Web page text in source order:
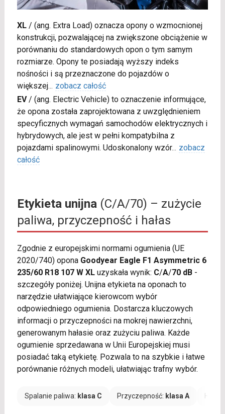
XL/ (ang. Extra Load) oznacza opony o wzmocnionej
konstrukcji, pozwalającej na zwiększone obciążenie w
porównaniu do standardowych opon o tym samym
rozmiarze. Opony te posiadają wyższy indeks
nośności i są przeznaczone do pojazdów o
większej... zobacz całość
EV/ (ang. Electric Vehicle) to oznaczenie informujące,
że opona została zaprojektowana z uwzględnieniem
specyficznych wymagań samochodów elektrycznych i
hybrydowych, ale jest w pełni kompatybilna z
pojazdami spalinowymi. Udoskonalony wzór... zobacz
całość
Etykieta unijna(C/A/70) – zużycie
paliwa, przyczepność i hałas
Zgodnie z europejskimi normami ogumienia (UE
2020/740) opona Goodyear Eagle F1 Asymmetric 6
235/60 R18 107 W XLuzyskała wynik: C/A/70 dB-
szczegóły poniżej. Unijna etykieta na oponach to
narzędzie ułatwiające kierowcom wybór
odpowiedniego ogumienia. Dostarcza kluczowych
informacji o przyczepności na mokrej nawierzchni,
generowanym hałasie oraz zużyciu paliwa. Każde
ogumienie sprzedawana w Unii Europejskiej musi
posiadać taką etykietę. Pozwala to na szybkie i łatwe
porównanie różnych modeli, ułatwiając trafny wybór.
Spalanie paliwa: klasa C Przyczepność: klasa A